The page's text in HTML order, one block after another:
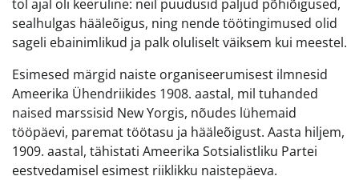
tol ajal oli keeruline: neil puudusid paljud põhiõigused,
sealhulgas hääleõigus, ning nende töötingimused olid
sageli ebainimlikud ja palk oluliselt väiksem kui meestel.
Esimesed märgid naiste organiseerumisest ilmnesid
Ameerika Ühendriikides 1908. aastal, mil tuhanded
naised marssisid New Yorgis, nõudes lühemaid
tööpäevi, paremat töötasu ja hääleõigust. Aasta hiljem,
1909. aastal, tähistati Ameerika Sotsialistliku Partei
eestvedamisel esimest riiklikku naistepäeva.